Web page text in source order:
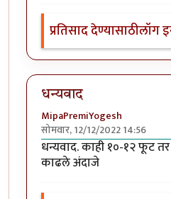
प्रतिसाद देण्यासाठीलॉग
धन्यवाद
MipaPremiYogesh
सोमवार, 12/12/2022 14:56
धन्यवाद. काही १०-१२ फूट
काढले अंदाजे